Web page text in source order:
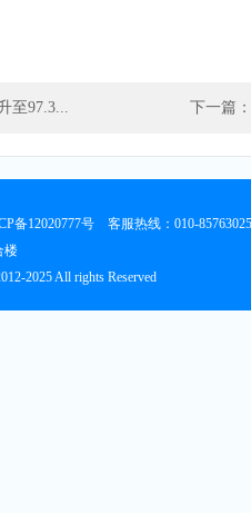
至97.3... 下一篇
备12020777号 客服热线：010-85763025
综合楼
2025 All rights Reserved